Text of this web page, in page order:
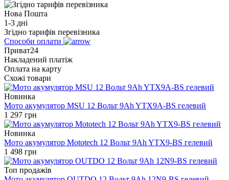
Нова Пошта
1-3 дні
Згідно тарифів перевізника
Способи оплати
Приват24
Накладений платіж
Оплата на карту
Схожі товари
Новинка
Мото акумулятор MSU 12 Вольт 9Ah YTX9A-BS гелевий
1 297 грн
Новинка
Мото акумулятор Mototech 12 Вольт 9Ah YTX9-BS гелевий
1 498 грн
Топ продажів